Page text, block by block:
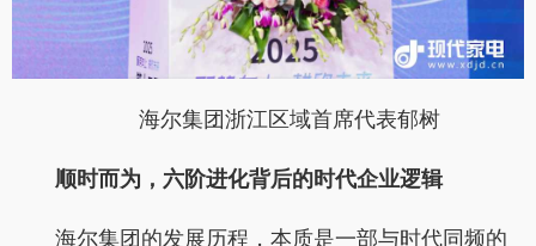
海尔集团浙江区域首席代表郁树
顺时而为，六阶进化背后的时代企业逻辑
海尔集团的发展历程，本质是一部与时代同频的